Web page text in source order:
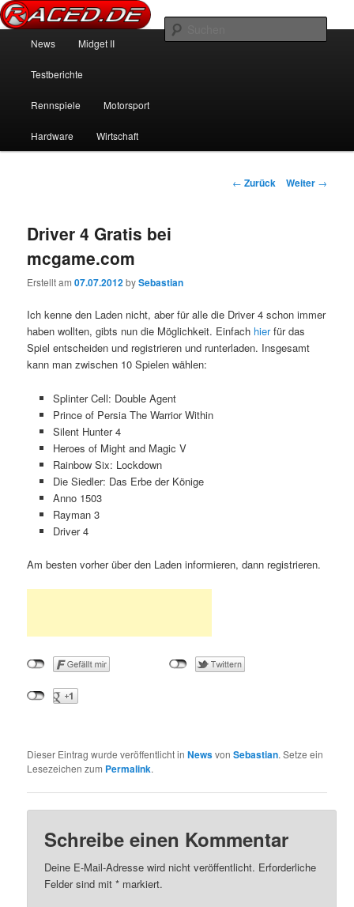
Raced.de
News über Rennspiele und der echten Autowelt
Zum Inhalt wechseln
Zum sekundären Inhalt wechseln
News Midget II
Testberichte
Rennspiele Motorsport
Hardware Wirtschaft
Beitrags-Navigation
← Zurück Weiter →
Driver 4 Gratis bei
mcgame.com
Erstellt am07.07.2012bySebastian
Ich kenne den Laden nicht, aber für alle die Driver 4 schon immer
haben wollten, gibts nun die Möglichkeit. Einfach hierfür das
Spiel entscheiden und registrieren und runterladen. Insgesamt
kann man zwischen 10 Spielen wählen:
Splinter Cell: Double Agent
Prince of Persia The Warrior Within
Silent Hunter 4
Heroes of Might and Magic V
Rainbow Six: Lockdown
Die Siedler: Das Erbe der Könige
Anno 1503
Rayman 3
Driver 4
Am besten vorher über den Laden informieren, dann registrieren.
Dieser Eintrag wurde veröffentlicht inNewsvonSebastian. Setze ein
Lesezeichen zum Permalink.
Schreibe einen Kommentar
Deine E-Mail-Adresse wird nicht veröffentlicht. Erforderliche
Felder sind mit* markiert.